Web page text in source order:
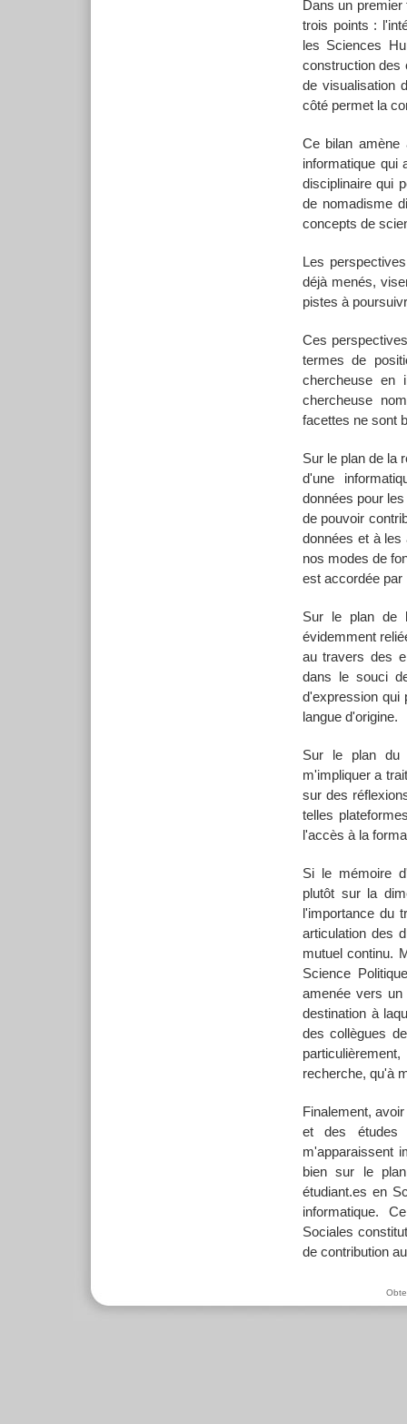
Dans un
trois points :
les Sciences
construction des
de visualisation
côté permet la
Ce bilan amène
informatique qui
disciplinaire qui
de nomadisme
concepts de
Les
déjà menés,
pistes à
Ces
termes de
chercheuse en
chercheuse
facettes ne sont
Sur le plan de la
d'une
données pour
de pouvoir
données et à les
nos modes de
est accordée par
Sur le plan de
évidemment
au travers des
dans le souci
d'expression qui
langue d'origine.
Sur le plan du
m'impliquer a
sur des
telles
l'accès à la
Si le mémoire
plutôt sur la
l'importance du
articulation des
mutuel continu.
Science
amenée vers un
destination à
des collègues
recherche, qu'à
Finalement,
et des études
m'apparaissent
bien sur le
étudiant.es en
informatique.
Sociales
de contribution